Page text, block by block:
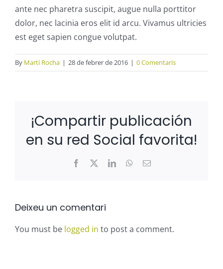
ante nec pharetra suscipit, augue nulla porttitor
dolor, nec lacinia eros elit id arcu. Vivamus ultricies
est eget sapien congue volutpat.
By Martí Rocha | 28 de febrer de 2016 | 0 Comentaris
¡Compartir publicación
en su red Social favorita!
Facebook LinkedInWhatsApp
Email:
Deixeu un comentari
You must be logged in to post a comment.